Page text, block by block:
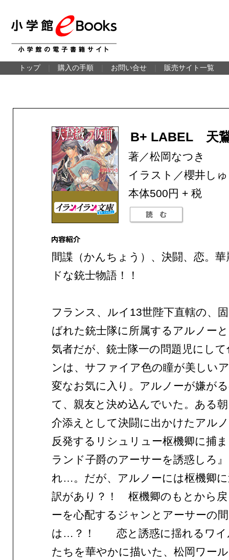
トップ 購入の手順 お問い合せ 販売サイト一覧
B+ LABEL 天
著／松岡なつき
イラスト／櫻井し
本体500円 + 税
間諜（かんちょう）、決闘、恋。
ドな銃士物語！！
フランス、ルイ13世陛下直轄の、
ばれた銃士隊に所属するアルノー
気者だが、銃士隊一の問題児にし
ンは、サファイア色の瞳が美しい
変なお気に入り。アルノーが嫌が
て、親友と決め込んでいた。ある
介添えとして決闘に出かけたアル
反発するリシュリュー枢機卿に捕
ランド子爵のアーサーを誘惑しろ
れ…。だが、アルノーには枢機卿
訳があり？！ 枢機卿のもとから
ーを心配するジャンとアーサーの
は…？！ 恋と誘惑に揺れるワイ
たちを華やかに描いた、松岡ワー